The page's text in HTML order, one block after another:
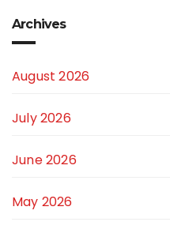
Archives
August 2026
July 2026
June 2026
May 2026